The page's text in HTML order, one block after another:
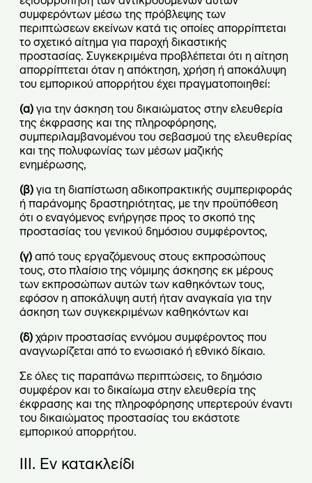
συμφερόντων μέσω της πρόβλεψης των
περιπτώσεων εκείνων κατά τις οποίες απορρίπτεται
το σχετικό αίτημα για παροχή δικαστικής
προστασίας. Συγκεκριμένα προβλέπεται ότι η αίτηση
απορρίπτεται όταν η απόκτηση, χρήση ή αποκάλυψη
του εμπορικού απορρήτου έχει πραγματοποιηθεί:
(α) για την άσκηση του δικαιώματος στην ελευθερία
της έκφρασης και της πληροφόρησης,
συμπεριλαμβανομένου του σεβασμού της ελευθερίας
και της πολυφωνίας των μέσων μαζικής
ενημέρωσης,
(β) για τη διαπίστωση αδικοπρακτικής συμπεριφοράς
ή παράνομης δραστηριότητας, με την προϋπόθεση
ότι ο εναγόμενος ενήργησε προς το σκοπό της
προστασίας του γενικού δημόσιου συμφέροντος,
(γ) από τους εργαζόμενους στους εκπροσώπους
τους, στο πλαίσιο της νόμιμης άσκησης εκ μέρους
των εκπροσώπων αυτών των καθηκόντων τους,
εφόσον η αποκάλυψη αυτή ήταν αναγκαία για την
άσκηση των συγκεκριμένων καθηκόντων και
(δ) χάριν προστασίας εννόμου συμφέροντος που
αναγνωρίζεται από το ενωσιακό ή εθνικό δίκαιο.
Σε όλες τις παραπάνω περιπτώσεις, το δημόσιο
συμφέρον και το δικαίωμα στην ελευθερία της
έκφρασης και της πληροφόρησης υπερτερούν έναντι
του δικαιώματος προστασίας του εκάστοτε
εμπορικού απορρήτου.
ΙΙΙ. Εν κατακλείδι